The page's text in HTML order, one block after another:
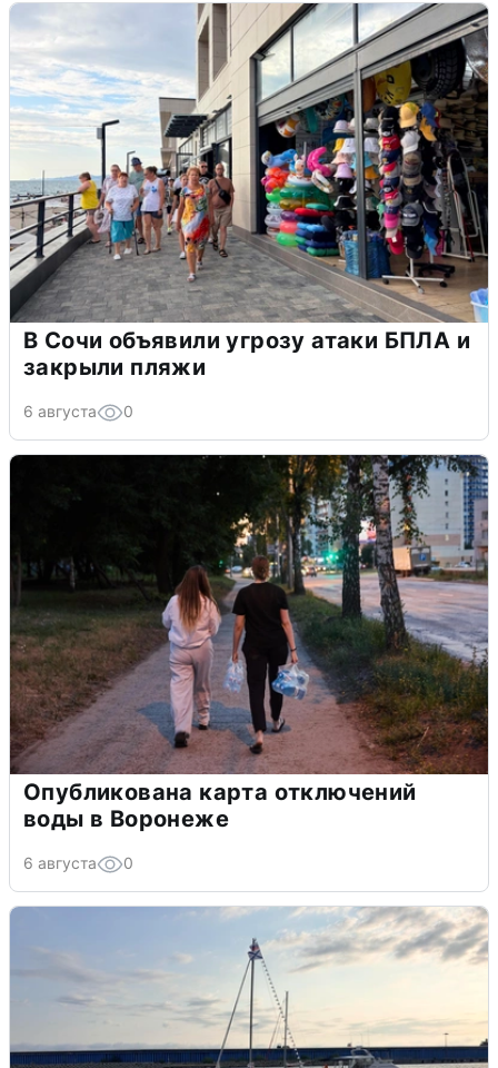
В Сочи объявили угрозу атаки БПЛА и
закрыли пляжи
6 августа 0
Опубликована карта отключений
воды в Воронеже
6 августа 0